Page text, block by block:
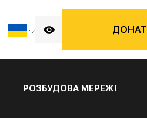
ДОНАТ
РОЗБУДОВА МЕРЕЖІ